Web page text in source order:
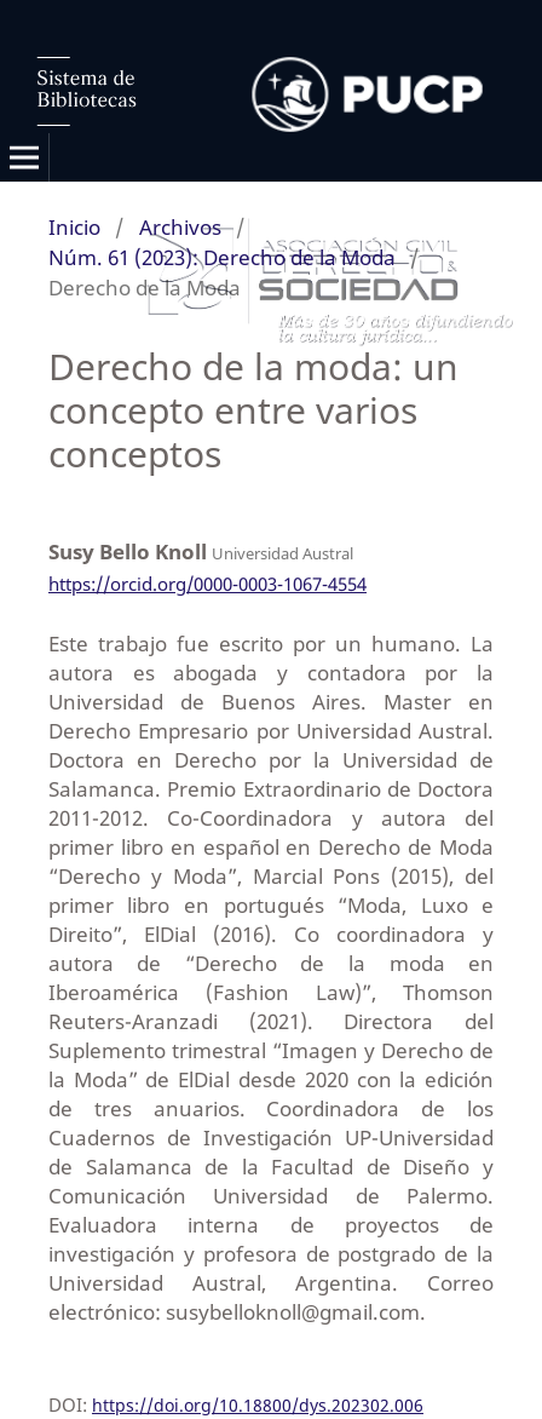
Inicio / Archivos /
Núm. 61 (2023): Derecho de la Moda /
Derecho de la Moda
Derecho de la moda: un
concepto entre varios
conceptos
Susy Bello Knoll Universidad Austral
https://orcid.org/0000-0003-1067-4554
Este trabajo fue escrito por un humano. La
autora es abogada y contadora por la
Universidad de Buenos Aires. Master en
Derecho Empresario por Universidad Austral.
Doctora en Derecho por la Universidad de
Salamanca. Premio Extraordinario de Doctora
2011-2012. Co-Coordinadora y autora del
primer libro en español en Derecho de Moda
“Derecho y Moda”, Marcial Pons (2015), del
primer libro en portugués “Moda, Luxo e
Direito”, ElDial (2016). Co coordinadora y
autora de “Derecho de la moda en
Iberoamérica (Fashion Law)”, Thomson
Reuters-Aranzadi (2021). Directora del
Suplemento trimestral “Imagen y Derecho de
la Moda” de ElDial desde 2020 con la edición
de tres anuarios. Coordinadora de los
Cuadernos de Investigación UP-Universidad
de Salamanca de la Facultad de Diseño y
Comunicación Universidad de Palermo.
Evaluadora interna de proyectos de
investigación y profesora de postgrado de la
Universidad Austral, Argentina. Correo
electrónico: susybelloknoll@gmail.com.
DOI: https://doi.org/10.18800/dys.202302.006